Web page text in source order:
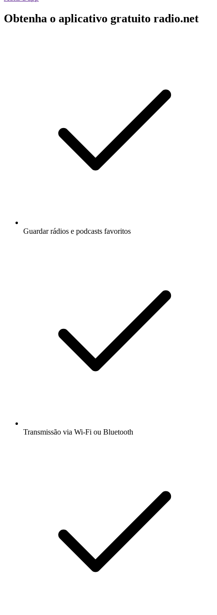
Obtenha o aplicativo gratuito radio.net
Guardar rádios e podcasts favoritos
Transmissão via Wi-Fi ou Bluetooth